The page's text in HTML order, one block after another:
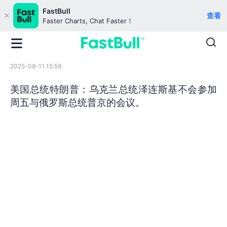
FastBull
Faster Charts, Chat Faster！
查看
2025-08-11 15:59
美国总统特朗普：乌克兰总统泽连斯基不会参加
周五与俄罗斯总统普京的会议。